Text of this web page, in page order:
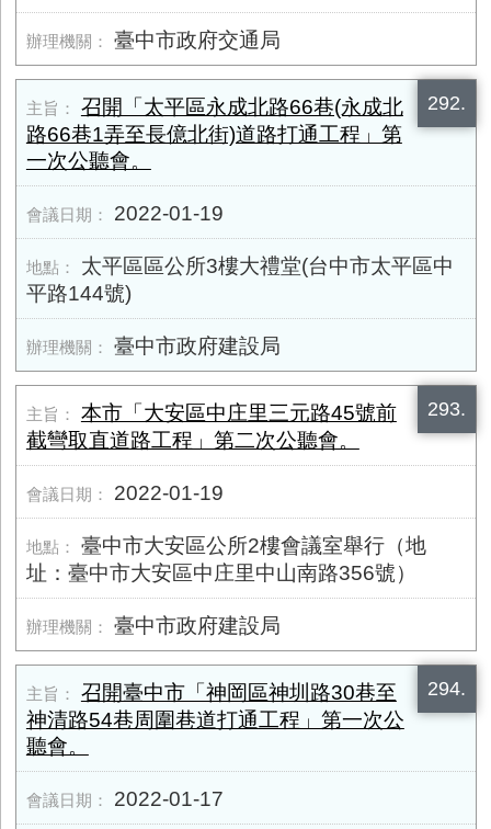
臺中市政府交通局
292.
召開「太平區永成北路66巷(永成北
路66巷1弄至長億北街)道路打通工程」第
一次公聽會。
2022-01-19
太平區區公所3樓大禮堂(台中市太平區中
平路144號)
臺中市政府建設局
293.
本市「大安區中庄里三元路45號前
截彎取直道路工程」第二次公聽會。
2022-01-19
臺中市大安區公所2樓會議室舉行（地
址：臺中市大安區中庄里中山南路​356號）
臺中市政府建設局
294.
召開臺中市「神岡區神圳路30巷至
神清路54巷周圍巷道打通工程」第一次公
聽會。
2022-01-17